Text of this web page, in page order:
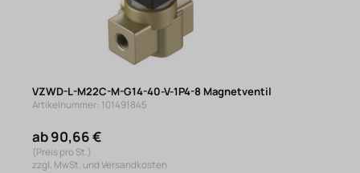
VZWD-L-M22C-M-G14-40-V-1P4-8 Magnetventil
Artikelnummer: 101491845
ab 90,66 €
(Preis pro St.)
zzgl. MwSt. und Versandkosten